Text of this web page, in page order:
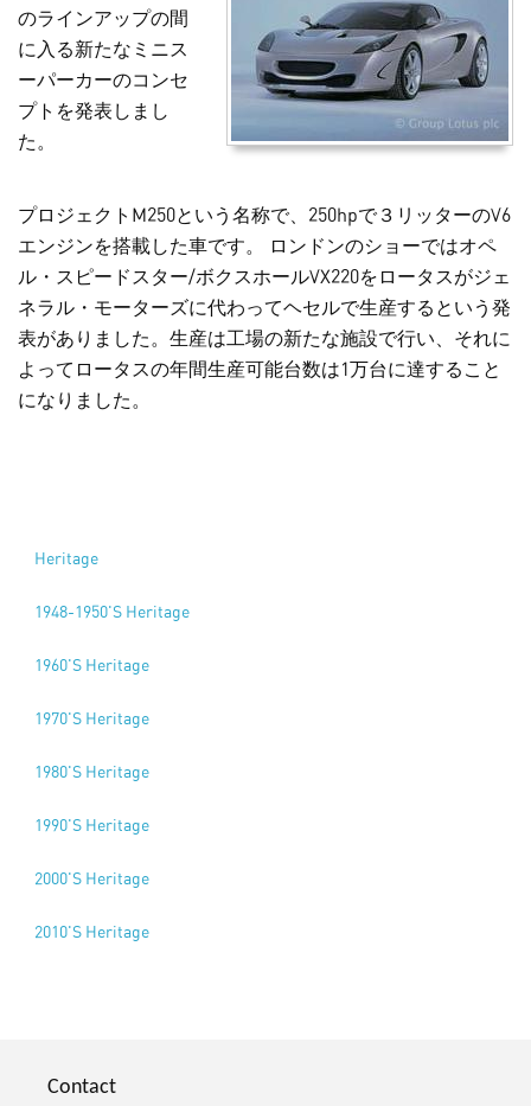
のラインアップの間
に入る新たなミニス
ーパーカーのコンセ
プトを発表しまし
た。
プロジェクトM250という名称で、250hpで３リッターのV6
エンジンを搭載した車です。 ロンドンのショーではオペ
ル・スピードスター/ボクスホールVX220をロータスがジェ
ネラル・モーターズに代わってヘセルで生産するという発
表がありました。生産は工場の新たな施設で行い、それに
よってロータスの年間生産可能台数は1万台に達すること
になりました。
Heritage
1948-1950'S Heritage
1960'S Heritage
1970'S Heritage
1980'S Heritage
1990'S Heritage
2000'S Heritage
2010'S Heritage
Contact